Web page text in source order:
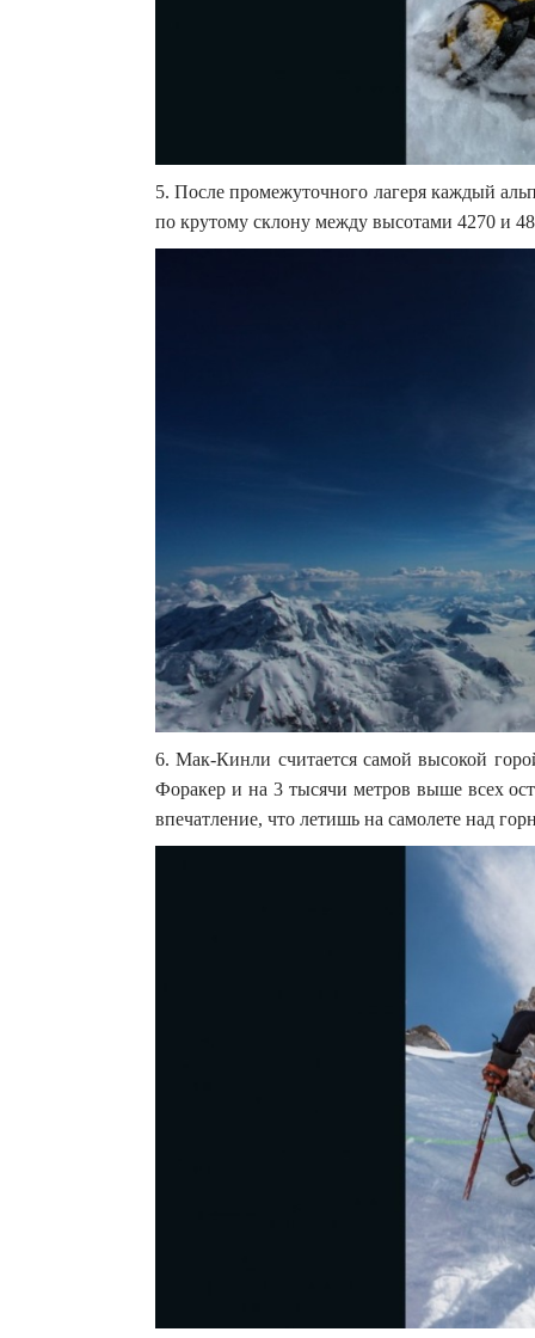
5. После промежуточного лагеря каждый
по крутому склону между высотами 4270 и
6. Мак-Кинли считается самой высокой
Форакер и на 3 тысячи метров выше всех
впечатление, что летишь на самолете над